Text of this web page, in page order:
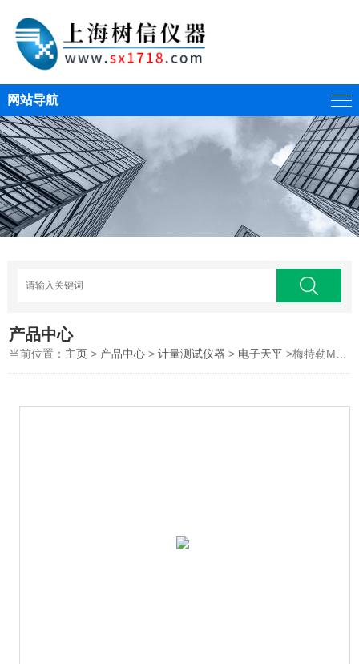
网站导航
产品中心
当前位置： 主页 > 产品中心 >计量测试仪器 > 电子天平 >梅特勒ML4002电子天平